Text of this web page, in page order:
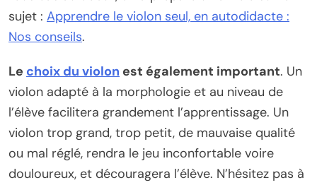
sujet : Apprendre le violon seul, en autodidacte :
Nos conseils.
Le choix du violon est également important. Un
violon adapté à la morphologie et au niveau de
l’élève facilitera grandement l’apprentissage. Un
violon trop grand, trop petit, de mauvaise qualité
ou mal réglé, rendra le jeu inconfortable voire
douloureux, et découragera l’élève. N’hésitez pas à